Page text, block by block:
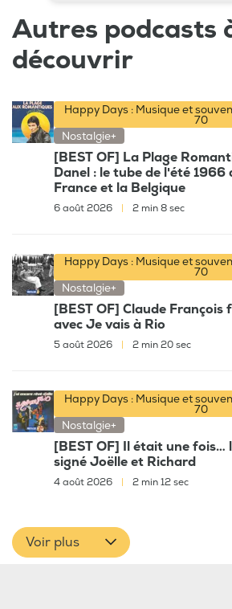
Autres podcasts
découvrir
Happy Days : Musique et
70
Nostalgie+
[BEST OF] La Plage
Danel : le tube de l'été 1966
France et la Belgique
6 août 2026 2 min 8 sec
Happy Days : Musique et
70
Nostalgie+
[BEST OF] Claude François
avec Je vais à Rio
5 août 2026 2 min 20 sec
Happy Days : Musique et
70
Nostalgie+
[BEST OF] Il était une fois…
signé Joëlle et Richard
4 août 2026 2 min 12 sec
Voir plus